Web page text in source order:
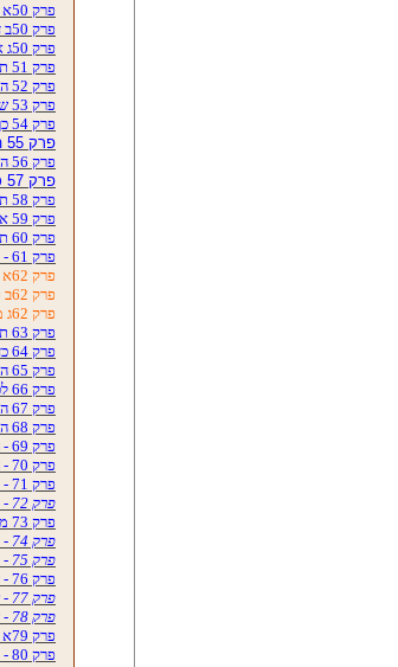
פרק 50א תיקשור עם דניאל - הכל לטובתינו
פרק 50ב דניאל: אבא, אל תפחד
פרק 50ג אדם פשוט כמוני, אוטיסט מסכן, מבקש
פרק 51 תיקשור עם בנימין
פרק 52 המסרים מזכירים את תקופת הנביאים
פרק 53 שיחה עם דניאל
פרק 54 כך הם כתבו
פרק 55 הנחיות פיקוד העורף (הקדמה של בנימין)
פרק 56 התקשור ה 20 עם בנימין ודניאל
פרק 57 כשתבוא המכה, זה יהיה נורא
פרק 58 תיקשור עם חיים (13/11/2007)
פרק 59 איך להעביר את המסרים לעם ישראל, בנימין.
פרק 60 תשובה - היא התשובה
פרק 61 - אנאפוליס, נפילת הגויים ותקומת ישראל
פרק 62א תיקשור עם דניאל כ"ט בכסלו 9/12/2007
פרק 62ב תיקשור עם בנימין, דניאל וישראל
פרק 62ג מרוב עצים לא רואים את היער...
פרק 63 תקשור עם בנימין, יא טבת תשס"ח,
פרק 64 כדי שיותר מ 10% ינצלו
פרק 65 ההזדמנות האחרונה
פרק 66 לכל אחד יהיה את התור שלו
פרק 67 הפחד עוזר לנו
פרק 68 הדרשה שנאמרה בעצרת שק ואפר הראשונה
פרק 69 - המסר שלפני אחרון (תיקשור עם דניאל)
פרק 70 - המסר האחרון (תיקשור עם בנימין)
פרק 71 -
פרק 72 - האסון של הדור
פרק 73 מלחמת העולם השלישית
פרק 74 - דרשה מעצרת שק ואפר השלישית של הרב דיסלר בב"ב.
פרק 75 - הרגע
פרק 76 - עוד 2000 שקים (חלקים א+ב)
פרק 77 - עוד מעט כל ארץ ישראל תהיה שדרות
פרק 78 - אחים יקרים, חרב מונחת על צווארנו
פרק 79א - לצאת מבית עבדים, תקשור עם בנימין 25/3/2008
פרק 80 - תקשור עם בנימין - תשס"ח